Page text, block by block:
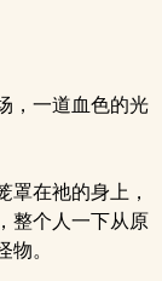
，一道血色的光
在祂的身上，
整个人一下从原
物。